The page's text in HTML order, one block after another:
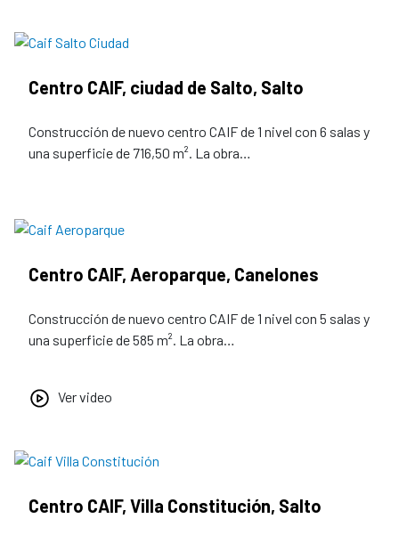
Centro CAIF, ciudad de Salto, Salto
Construcción de nuevo centro CAIF de 1 nivel con 6 salas y
una superficie de 716,50 m². La obra…
Centro CAIF, Aeroparque, Canelones
Construcción de nuevo centro CAIF de 1 nivel con 5 salas y
una superficie de 585 m². La obra…
Ver video
Centro CAIF, Villa Constitución, Salto